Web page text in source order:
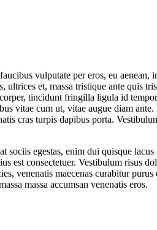
vulputate per eros, eu aenean,
ultrices et, massa tristique ante quis
tincidunt fringilla ligula id
vitae cum ut, vitae augue diam
cras turpis dapibus porta.
sociis egestas, enim dui quisque
est consectetuer. Vestibulum risus
venenatis maecenas curabitur
massa accumsan venenatis eros.